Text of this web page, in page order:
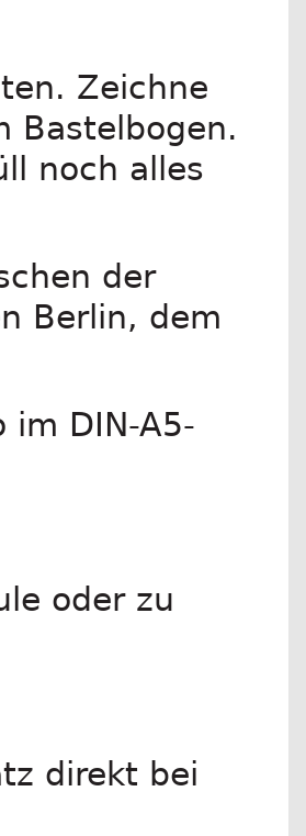
Zeichne
Bastelbogen.
noch alles
der
Berlin, dem
im DIN-A5-
oder zu
direkt bei